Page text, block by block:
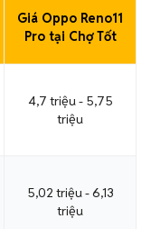
Giá Oppo Reno11
Pro tại Chợ Tốt
4,7 triệu - 5,75
triệu
5,02 triệu - 6,13
triệu